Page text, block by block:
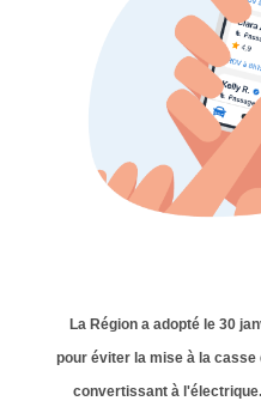
La Région a adopté le 30
pour éviter la mise à la
convertissant à